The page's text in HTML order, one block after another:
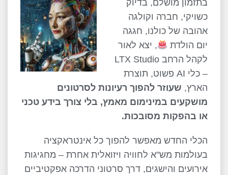
בתזמון מושלם, בדיוק
כשויקי, חברה וקולגה
אהובה של כולנו, חגגה
יום הולדת
, יצא לאור
– כלי AI פשוט, תוצרת
הארץ, שעוזר להפוך רעיונות לסרטונים
מושקעים במינימום מאמץ, בלי צורך בידע טכני
או בהפקות מסובכות.
הכלי החדש מאפשר להפוך כל אינטראקציה
בעולמות מש"א לחוויה ויזואלית אחרת – מחגיגות
אירועים והישגים, דרך סרטוני הדרכה אפקטיביים